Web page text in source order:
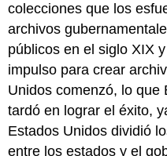
colecciones que los
archivos
públicos en el siglo XIX
impulso para crear
Unidos comenzó, lo que
tardó en lograr el éxito,
Estados Unidos dividió
entre los estados y el